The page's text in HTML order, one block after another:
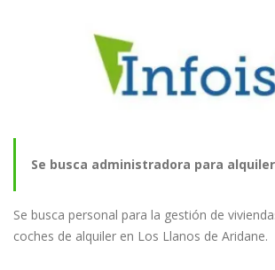
Se busca administradora para
Se busca personal para la gestión de
coches de alquiler en Los Llanos de